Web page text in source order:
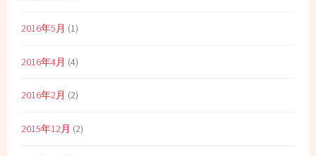
2016年5月 (1)
2016年4月 (4)
2016年2月 (2)
2015年12月 (2)